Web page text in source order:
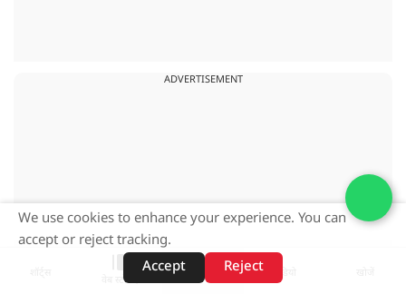
ADVERTISEMENT
वेब स्टोरीज़
We use cookies to enhance your experience. You can
accept or reject tracking.
Accept
Reject